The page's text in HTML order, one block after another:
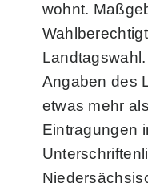
wohnt.
Angaben des
etwas mehr
Eintragungen